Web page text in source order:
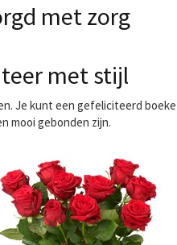
met zorg
met stijl
Je kunt een gefeliciteerd
mooi gebonden zijn.